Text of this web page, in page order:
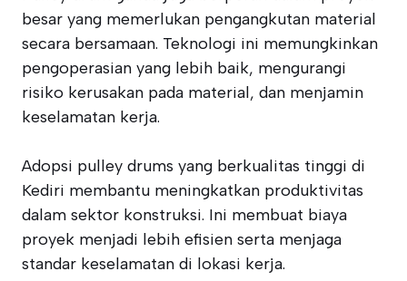
besar yang memerlukan pengangkutan material
secara bersamaan. Teknologi ini memungkinkan
pengoperasian yang lebih baik, mengurangi
risiko kerusakan pada material, dan menjamin
keselamatan kerja.
Adopsi pulley drums yang berkualitas tinggi di
Kediri membantu meningkatkan produktivitas
dalam sektor konstruksi. Ini membuat biaya
proyek menjadi lebih efisien serta menjaga
standar keselamatan di lokasi kerja.